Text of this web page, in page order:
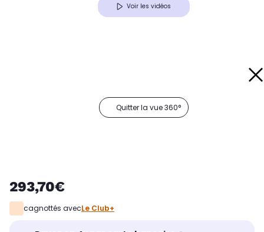
Voir les vidéos
Quitter la vue 360°
293,70€
cagnottés avecLe Club+